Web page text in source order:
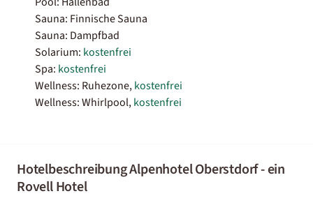
Sauna: Finnische Sauna
Sauna: Dampfbad
Solarium: kostenfrei
Spa: kostenfrei
Wellness: Ruhezone,kostenfrei
Wellness: Whirlpool,kostenfrei
Hotelbeschreibung Alpenhotel Oberstdorf - ein
Rovell Hotel